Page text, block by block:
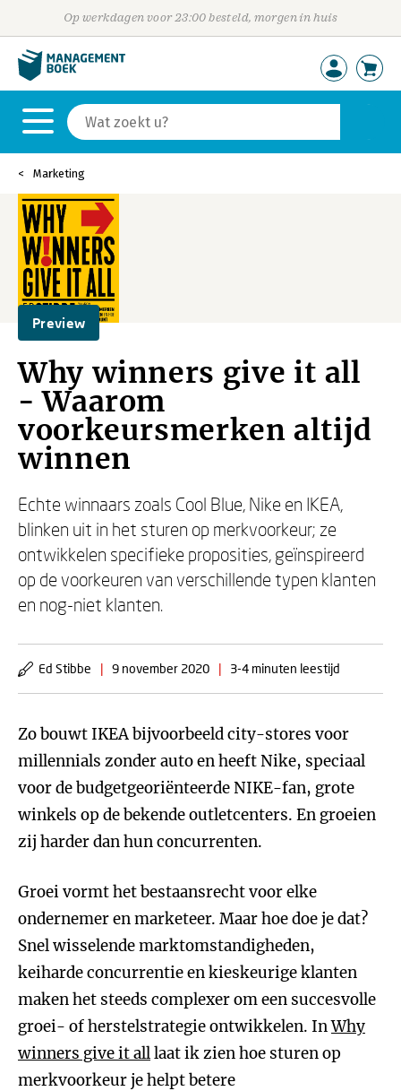
Op werkdagen voor 23:00 besteld, morgen in huis
Marketing
Preview
Why winners give it all
- Waarom
voorkeursmerken altijd
winnen
Echte winnaars zoals Cool Blue, Nike en IKEA,
blinken uit in het sturen op merkvoorkeur; ze
ontwikkelen specifieke proposities, geïnspireerd
op de voorkeuren van verschillende typen klanten
en nog-niet klanten.
Ed Stibbe | 9 november 2020 | 3-4 minuten leestijd
Zo bouwt IKEA bijvoorbeeld city-stores voor
millennials zonder auto en heeft Nike, speciaal
voor de budgetgeoriënteerde NIKE-fan, grote
winkels op de bekende outletcenters. En groeien
zij harder dan hun concurrenten.
Groei vormt het bestaansrecht voor elke
ondernemer en marketeer. Maar hoe doe je dat?
Snel wisselende marktomstandigheden,
keiharde concurrentie en kieskeurige klanten
maken het steeds complexer om een succesvolle
groei- of herstelstrategie ontwikkelen. InWhy
winners give it alllaat ik zien hoe sturen op
merkvoorkeur je helpt betere